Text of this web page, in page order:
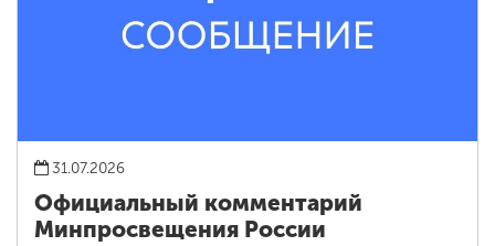
31.07.2026
Официальный комментарий
Минпросвещения России